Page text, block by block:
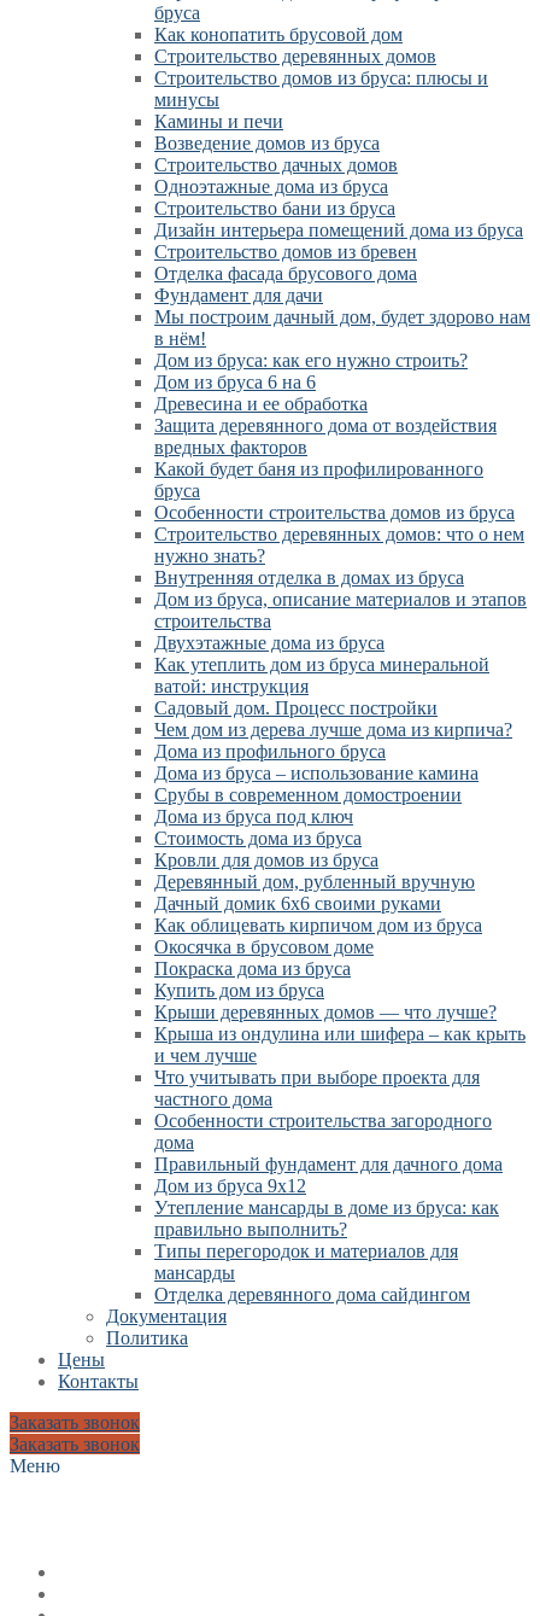
бруса
Как конопатить брусовой дом
Строительство деревянных домов
Строительство домов из бруса: плюсы и
минусы
Камины и печи
Возведение домов из бруса
Cтроительство дачных домов
Одноэтажные дома из бруса
Строительство бани из бруса
Дизайн интерьера помещений дома из бруса
Строительство домов из бревен
Отделка фасада брусового дома
Фундамент для дачи
Мы построим дачный дом, будет здорово нам
в нём!
Дом из бруса: как его нужно строить?
Дом из бруса 6 на 6
Древесина и ее обработка
Защита деревянного дома от воздействия
вредных факторов
Какой будет баня из профилированного
бруса
Особенности строительства домов из бруса
Строительство деревянных домов: что о нем
нужно знать?
Внутренняя отделка в домах из бруса
Дом из бруса, описание материалов и этапов
строительства
Двухэтажные дома из бруса
Как утеплить дом из бруса минеральной
ватой: инструкция
Садовый дом. Процесс постройки
Чем дом из дерева лучше дома из кирпича?
Дома из профильного бруса
Дома из бруса – использование камина
Срубы в современном домостроении
Дома из бруса под ключ
Стоимость дома из бруса
Кровли для домов из бруса
Деревянный дом, рубленный вручную
Дачный домик 6х6 своими руками
Как облицевать кирпичом дом из бруса
Окосячка в брусовом доме
Покраска дома из бруса
Купить дом из бруса
Крыши деревянных домов — что лучше?
Крыша из ондулина или шифера – как крыть
и чем лучше
Что учитывать при выборе проекта для
частного дома
Особенности строительства загородного
дома
Правильный фундамент для дачного дома
Дом из бруса 9х12
Утепление мансарды в доме из бруса: как
правильно выполнить?
Типы перегородок и материалов для
мансарды
Отделка деревянного дома сайдингом
Документация
Политика
Цены
Контакты
Заказать звонок
Заказать звонок
Меню